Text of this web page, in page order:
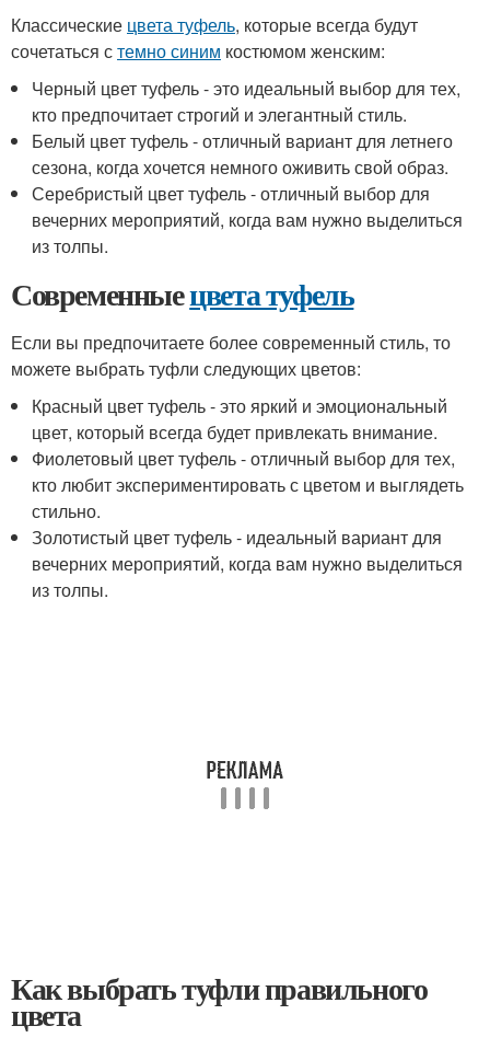
Классические цвета туфель, которые всегда будут
сочетаться стемно синим костюмом женским:
Черный цвет туфель - это идеальный выбор для тех,
кто предпочитает строгий и элегантный стиль.
Белый цвет туфель - отличный вариант для летнего
сезона, когда хочется немного оживить свой образ.
Серебристый цвет туфель - отличный выбор для
вечерних мероприятий, когда вам нужно выделиться
из толпы.
Современныецвета туфель
Если вы предпочитаете более современный стиль, то
можете выбрать туфли следующих цветов:
Красный цвет туфель - это яркий и эмоциональный
цвет, который всегда будет привлекать внимание.
Фиолетовый цвет туфель - отличный выбор для тех,
кто любит экспериментировать с цветом и выглядеть
стильно.
Золотистый цвет туфель - идеальный вариант для
вечерних мероприятий, когда вам нужно выделиться
из толпы.
Как выбрать туфли правильного
цвета